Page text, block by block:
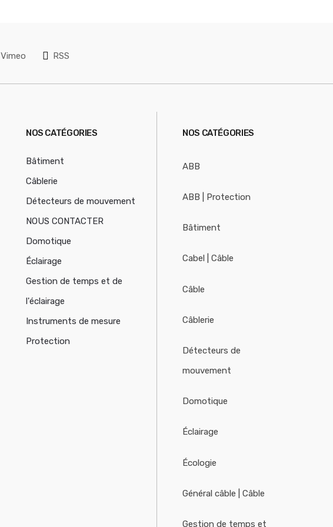
Vimeo RSS
NOS CATÉGORIES
Bâtiment
Câblerie
Détecteurs de mouvement
NOUS CONTACTER
Domotique
Éclairage
Gestion de temps et de
l'éclairage
Instruments de mesure
Protection
NOS CATÉGORIES
ABB
ABB | Protection
Bâtiment
Cabel | Câble
Câble
Câblerie
Détecteurs de
mouvement
Domotique
Éclairage
Écologie
Général câble | Câble
Gestion de temps et